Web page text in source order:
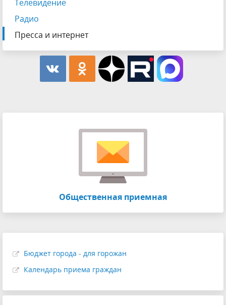
Телевидение
Радио
Пресса и интернет
Общественная приемная
Бюджет города - для горожан
Календарь приема граждан